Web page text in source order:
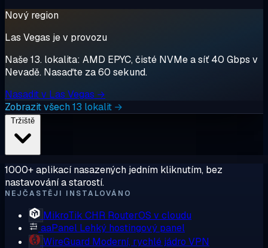
Nový region
Las Vegas je v provozu
Naše 13. lokalita: AMD EPYC, čisté NVMe a síť 40 Gbps v
Nevadě. Nasaďte za 60 sekund.
Nasadit v Las Vegas →
Zobrazit všech 13 lokalit →
1000+ aplikací nasazených jedním kliknutím, bez
nastavování a starostí.
NEJČASTĚJI INSTALOVÁNO
MikroTik CHR RouterOS v cloudu
aaPanel Lehký hostingový panel
WireGuard Moderní, rychlé jádro VPN